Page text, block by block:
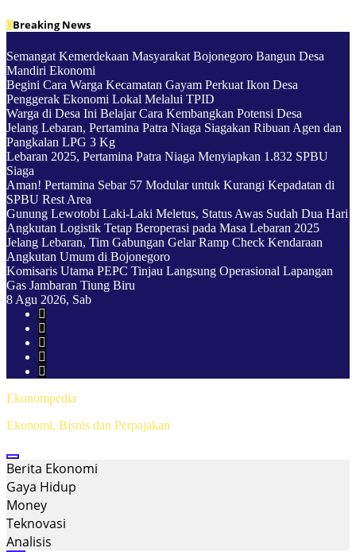
Skip
content
Breaking News
Semangat Kemerdekaan Masyarakat Bojonegoro Bangun Desa
Mandiri Ekonomi
Begini Cara Warga Kecamatan Gayam Perkuat Ikon Desa
Penggerak Ekonomi Lokal Melalui TPID
Warga di Desa Ini Belajar Cara Kembangkan Potensi Desa
Jelang Lebaran, Pertamina Patra Niaga Siagakan Ribuan Agen dan
Pangkalan LPG 3 Kg
Lebaran 2025, Pertamina Patra Niaga Menyiapkan 1.832 SPBU
Siaga
Aman! Pertamina Sebar 57 Modular untuk Kurangi Kepadatan di
SPBU Rest Area
Gunung Lewotobi Laki-Laki Meletus, Status Awas Sudah Dua Hari
Angkutan Logistik Tetap Beroperasi pada Masa Lebaran 2025
Jelang Lebaran, Tim Gabungan Gelar Ramp Check Kendaraan
Angkutan Umum di Bojonegoro
Komisaris Utama PEPC Tinjau Langsung Operasional Lapangan
Gas Jambaran Tiung Biru
8 Agu 2026, Sab
Ekonompedia
Ekonomi, Bisnis dan Perpajakan
Berita Ekonomi
Gaya Hidup
Money
Teknovasi
Analisis